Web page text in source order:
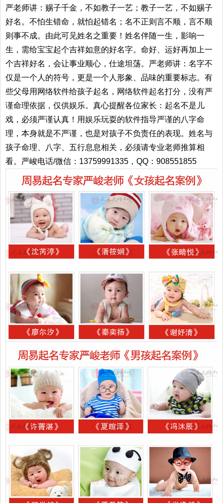
严老师讲：赐子千金，不如教子一艺；教子一艺，不如赐子
好名。不怕生错命，就怕起错名；名不正则言不顺，言不顺
则事不成。由此可见姓名之重要！姓名伴随一生，影响一
生，需给宝宝起个吉祥如意的好名字。命好、运好再加上一
个吉祥好名，会让事业顺心，仕途坦荡。严老师讲：名字不
仅是一个人的符号，更是一个人形象、品味的重要标志。有
些父母用网络软件给孩子起名，网络软件起名打分，没有严
谨命理依据，仅供娱乐。真心提醒各位家长：起名不是儿
戏，必须严谨认真！用娱乐玩耍的软件指导严谨的八字命
理，本身就是不严谨，也是对孩子不负责任的表现。姓名与
孩子命理、八字、五行息息相关，必须请专业老师推算相
看。严峻电话/微信：13759991335，QQ：908551855